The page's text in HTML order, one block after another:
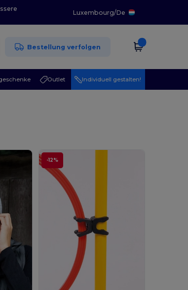
Luxembourg/De
Bestellung verfolgen
Outlet Individuell gestalten!
-12%